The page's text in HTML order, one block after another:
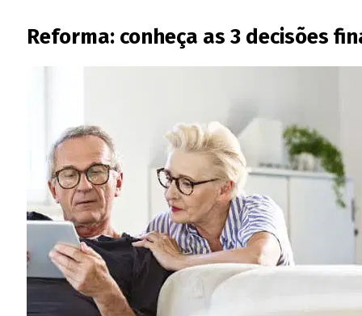
Reforma: conheça as 3 decisões